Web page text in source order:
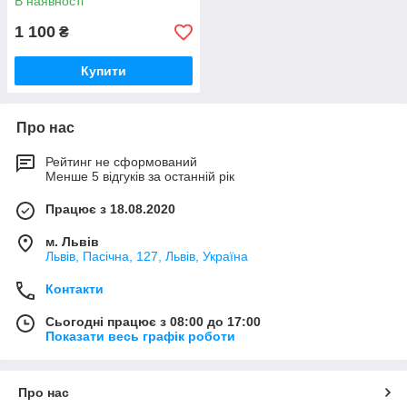
1 100 ₴
Купити
Про нас
Рейтинг не сформований
Менше 5 відгуків за останній рік
Працює з 18.08.2020
м. Львів
Львів, Пасічна, 127, Львів, Україна
Контакти
Сьогодні працює з 08:00 до 17:00
Показати весь графік роботи
Про нас